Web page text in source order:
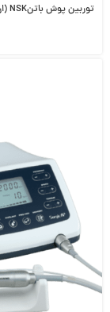
توربین پوش باتنNSK (ان اس کی-پانا ایر ) مدل PANA-AIR دو سوراخ